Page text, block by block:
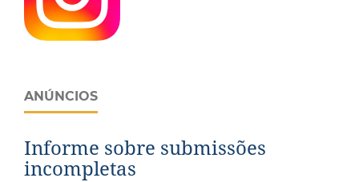
ANÚNCIOS
Informe sobre submissões
incompletas